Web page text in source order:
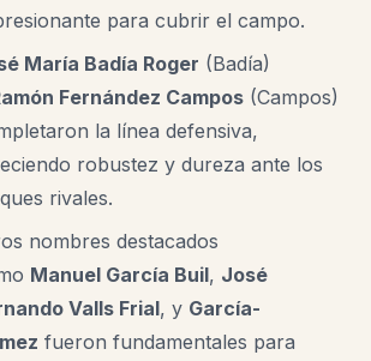
para cubrir el campo.
María Badía Roger (Badía)
Fernández Campos (Campos)
la línea defensiva,
robustez y dureza ante los
rivales.
nombres destacados
Manuel García Buil, José
Valls Frial, y García-
fueron fundamentales para